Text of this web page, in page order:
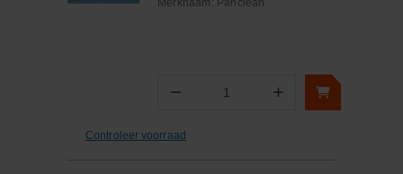
Merknaam: Panclean
− Aantal +
Controleer voorraad